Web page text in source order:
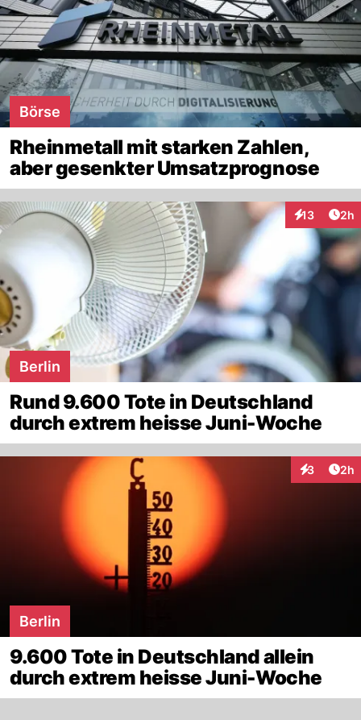
Börse
Rheinmetall mit starken Zahlen,
aber gesenkter Umsatzprognose
13
Interaktionen
2h
Berlin
Rund 9.600 Tote in Deutschland
durch extrem heisse Juni-Woche
3 2h
Berlin
9.600 Tote in Deutschland allein
durch extrem heisse Juni-Woche